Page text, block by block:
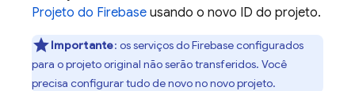
Projeto do Firebase usando o novo ID do projeto.
Importante: os serviços do Firebase configurados
para o projeto original não serão transferidos. Você
precisa configurar tudo de novo no novo projeto.